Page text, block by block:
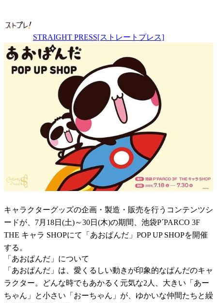
STRAIGHT PRESS[ストレートプレス]
キャラクターグッズの企画・製造・販売を行うコンテンツシ
ードが、7月18日(土)～30日(木)の期間、池袋P´PARCO 3F
THE キャラ SHOPにて「あおぱんだ」POP UP SHOPを開催
する。
「あおぱんだ」について
「あおぱんだ」は、愛くるしい動きが印象的なぱんだのキャ
ラクター。どんな時でもあかるく元気な2人、大きい「あー
ちゃん」と小さい「おーちゃん」が、ゆかいな仲間たちと繰